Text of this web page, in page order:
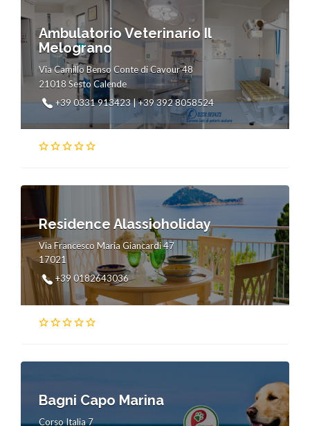
Ambulatorio Veterinario Il
Melograno
Via Camillo Benso Conte di Cavour 48
21018 Sesto Calende
+39 0331 913423 | +39 392 8058524
Residence Alassioholiday
Via Francesco Maria Giancardi 47
17021
+39 0182643036
Bagni Capo Marina
Corso Italia 7